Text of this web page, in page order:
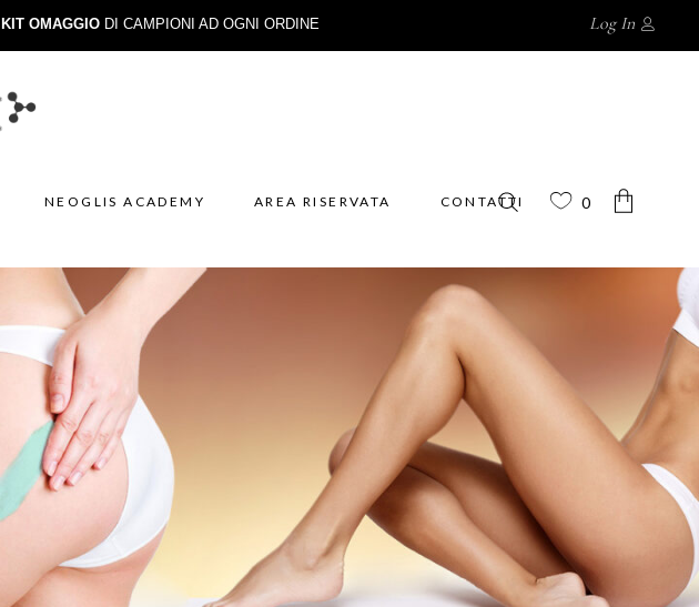
KIT OMAGGIO DI CAMPIONI AD OGNI ORDINE Log In
NEOGLIS ACADEMY AREA RISERVATA CONTATTI 0
No products in the cart.